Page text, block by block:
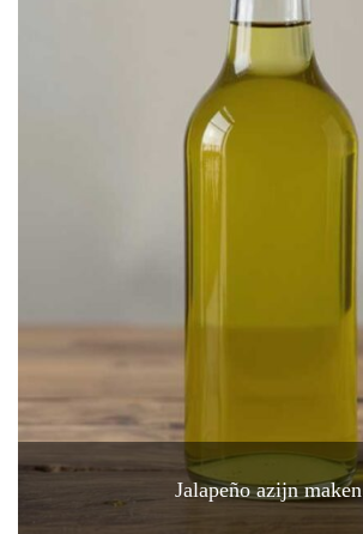
Jalapeño azijn maken